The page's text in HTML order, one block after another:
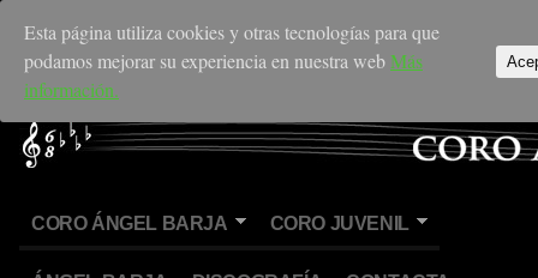
CORO ÁNGEL BARJA CORO JUVENIL
Esta página utiliza cookies y otras tecnologías para que
podamos mejorar su experiencia en nuestra webMás
información.